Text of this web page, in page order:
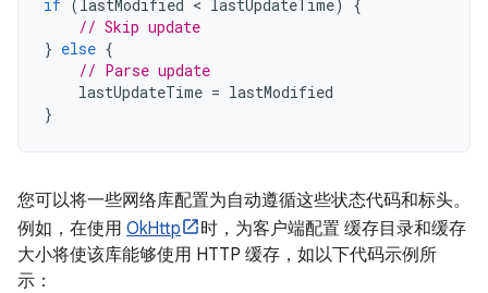
if (lastModified < lastUpdateTime)
{
// Skip update
} else {
// Parse update
lastUpdateTime = lastModified
}
您可以将一些网络库配置为自动遵循这些状态代码和标头。
例如，在使用 OkHttp
时，为客户端配置 缓存目录和缓存
大小将使该库能够使用 HTTP 缓存，如以下代码示例所
示：